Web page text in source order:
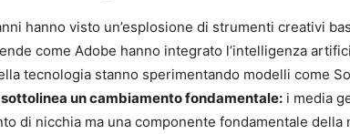
hanno visto un’esplosione di strumenti creativi
come Adobe hanno integrato l’intelligenza
tecnologia stanno sperimentando modelli come
un cambiamento fondamentale: i media
di nicchia ma una componente fondamentale